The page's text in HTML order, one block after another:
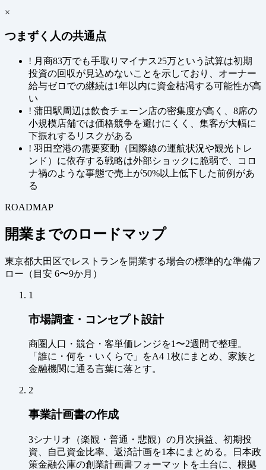
×
つまずく人の共通点
! 月商83万でも手取りマイナス25万という試算は初期
投資の回収が見込めないことを示しており、オーナー
給与ゼロでの継続は1年以内に資金枯渇する可能性が高
い
! 蒲田駅周辺は飲食チェーン店の密集度が高く、8席の
小規模店舗では価格競争を避けにくく、集客が大幅に
下振れするリスクがある
! 羽田空港の需要変動（国際線の運航状況や観光トレ
ンド）に依存する戦略は外部ショックに脆弱で、コロ
ナ禍のような事態で売上が50%以上低下した前例があ
る
ROADMAP
開業までのロードマップ
東京都大田区でレストランを開業する場合の標準的な準備フ
ロー（ 目安 6〜9か月 ）
1
市場調査・コンセプト設計
商圏人口・競合・客単価レンジを1〜2週間で整理。
「誰に・何を・いくらで」をA4 1枚にまとめ、家族と
金融機関に通る言葉に落とす。
2
事業計画書の作成
3シナリオ（楽観・普通・悲観）の月次損益、初期投
資、自己資金比率、返済計画を1本にまとめる。日本政
策金融公庫の創業計画書フォーマットを土台に、根拠